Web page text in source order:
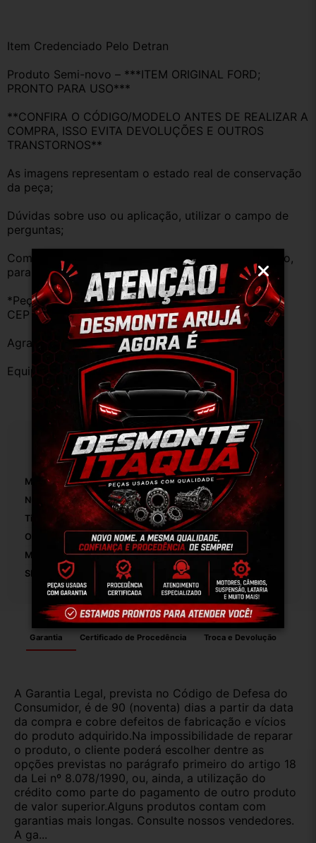
Item Credenciado Pelo Detran
Produto Semi-novo – ***ITEM ORIGINAL FORD;
PRONTO PARA USO***
**CONFIRA O CÓDIGO/MODELO ANTES DE REALIZAR A
COMPRA, ISSO EVITA DEVOLUÇÕES E OUTROS
TRANSTORNOS**
As imagens representam o estado real de conservação
da peça;
Dúvidas sobre uso ou aplicação, utilizar o campo de
perguntas;
Compare o produto anunciado com o do seu veículo,
para evitar trocas;
*Peças que não tem opção de envio, favor deixar o
CEP na área de perguntas para realizar cotação*
Agradecemos a preferência!
Equipe DESMONTE ARUJÁ.
Especificações
Marca: Ford
Número De Peça:
Tipo De Veículo: Carro/Caminhonete
OEM:
Modelo: Fiesta 1.6 2009
SKU:
Garantia Certificado de Procedência Troca e Devolução
A Garantia Legal, prevista no Código de Defesa do
Consumidor, é de 90 (noventa) dias a partir da data
da compra e cobre defeitos de fabricação e vícios
do produto adquirido.Na impossibilidade de reparar
o produto, o cliente poderá escolher dentre as
opções previstas no parágrafo primeiro do artigo 18
da Lei nº 8.078/1990, ou, ainda, a utilização do
crédito como parte do pagamento de outro produto
de valor superior.Alguns produtos contam com
garantias mais longas. Consulte nossos vendedores.
A ga...